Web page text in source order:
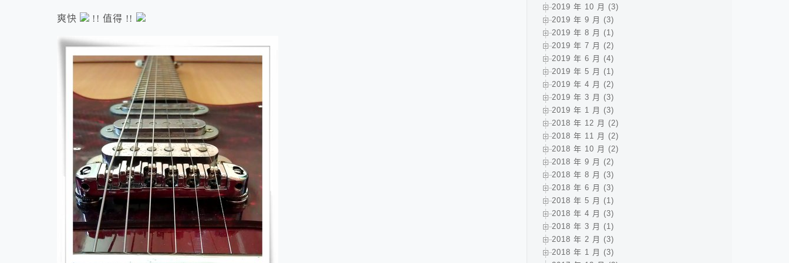
爽快 !! 值得 !!
2019 年 10 月 (3)
2019 年 9 月 (3)
2019 年 8 月 (1)
2019 年 7 月 (2)
2019 年 6 月 (4)
2019 年 5 月 (1)
2019 年 4 月 (2)
2019 年 3 月 (3)
2019 年 1 月 (3)
2018 年 12 月 (2)
2018 年 11 月 (2)
2018 年 10 月 (2)
2018 年 9 月 (2)
2018 年 8 月 (3)
2018 年 6 月 (3)
2018 年 5 月 (1)
2018 年 4 月 (3)
2018 年 3 月 (1)
2018 年 2 月 (3)
2018 年 1 月 (3)